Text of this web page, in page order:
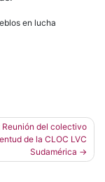
en lucha
Reunión del colectivo
de la CLOC LVC
Sudamérica